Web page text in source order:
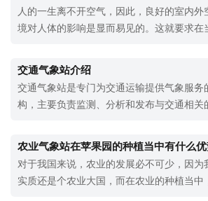
壤水分温度测定仪对农业土壤进行精准监测
在农业发展提供数据支持。土壤水分温度
人的一生离不开空气，因此，良好的室内外
境对人体的影响是显而易见的。这就要求在
的发展和人民的整体素质也非常重要。对空
问题的治理，使用VOC在线监测系统对空气
有机物进行精准监测是治理大气污染的需要
交通气象站介绍
交通气象站是专门为交通运输提供气象服务
构，主要负责监测、分析和发布与交通相关
关注的焦点。因此，交通气象站的意义日益
它为政府部门和交通行业提供了宝贵的气象
咨询服务。交通气象站通常由气象观测设备
农业气象站在苹果园的种植当中有什么优
对于我国来说，农业的发展必不可少，因为
实质还是个农业大国，而在农业的种植当中